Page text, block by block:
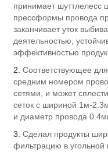
принимает шуттлелесс
прессформы провода
заканчивает уток
деятельностью,
эффективностью
2. Соответствующее
средним номером
сетями, и может
сеток с шириной 1м-
и диаметр провода
3. Сделал продукты
фильтрацию в